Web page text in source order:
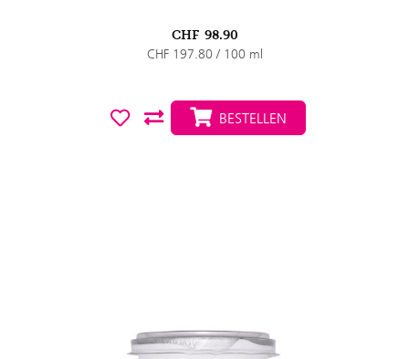
CHF 98.90
CHF 197.80 / 100 ml
BESTELLEN